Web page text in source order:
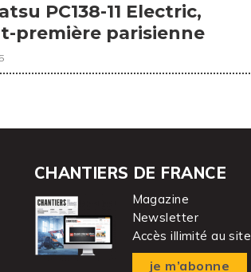
PC138-11 Electric,
première parisienne
CHANTIERS DE FRANCE
Magazine
Newsletter
Accès illimité au site
je m’abonne